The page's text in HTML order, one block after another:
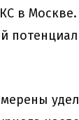
в